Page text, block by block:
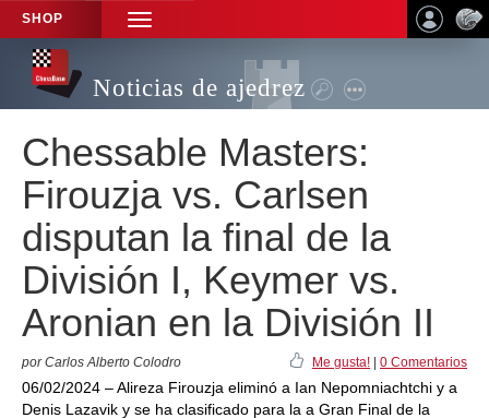
SHOP
TOGGLE
NAVIGATION
Noticias de ajedrez
Chessable Masters:
Firouzja vs. Carlsen
disputan la final de la
División I, Keymer vs.
Aronian en la División II
por Carlos Alberto Colodro Me gusta! 0 Comentarios
06/02/2024 – Alireza Firouzja eliminó a Ian Nepomniachtchi y a
Denis Lazavik y se ha clasificado para la a Gran Final de la